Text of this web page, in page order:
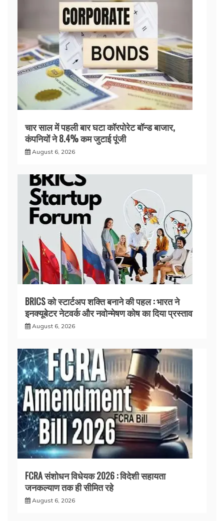
चार साल में पहली बार घटा कॉरपोरेट बॉन्ड बाजार,
कंपनियों ने 8.4% कम जुटाई पूंजी
August 6, 2026
BRICS को स्टार्टअप शक्ति बनाने की पहल : भारत ने
इनक्यूबेटर नेटवर्क और नवोन्मेषण कोष का दिया प्रस्ताव
August 6, 2026
FCRA संशोधन विधेयक 2026 : विदेशी सहायता
जनकल्याण तक ही सीमित रहे
August 6, 2026